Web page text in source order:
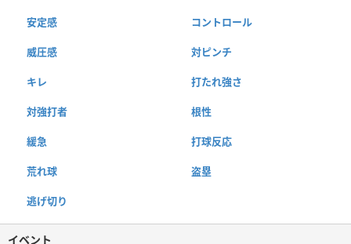
安定感 コントロール
威圧感 対ピンチ
キレ 打たれ強さ
対強打者 根性
緩急 打球反応
荒れ球 盗塁
逃げ切り
イベント